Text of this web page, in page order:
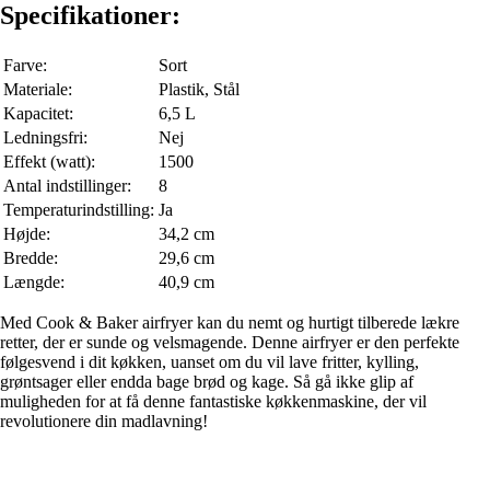
Specifikationer:
Farve:
Sort
Materiale:
Plastik, Stål
Kapacitet:
6,5 L
Ledningsfri:
Nej
Effekt (watt):
1500
Antal indstillinger:
8
Temperaturindstilling: Ja
Højde:
34,2 cm
Bredde:
29,6 cm
Længde:
40,9 cm
Med Cook & Baker airfryer kan du nemt og hurtigt tilberede lækre
retter, der er sunde og velsmagende. Denne airfryer er den perfekte
følgesvend i dit køkken, uanset om du vil lave fritter, kylling,
grøntsager eller endda bage brød og kage. Så gå ikke glip af
muligheden for at få denne fantastiske køkkenmaskine, der vil
revolutionere din madlavning!